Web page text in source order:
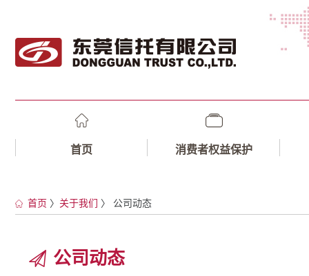
首页 消费者权益保护
首页 〉 关于我们 〉 公司动态
公司动态